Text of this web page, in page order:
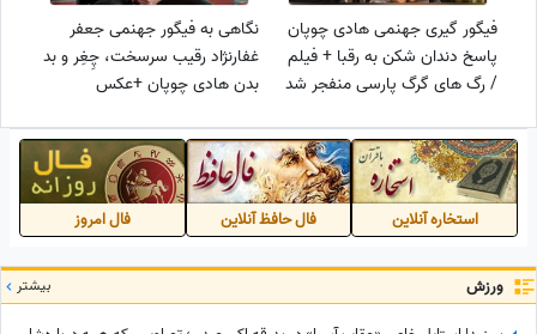
فیگور گیری جهنمی هادی چوپان
پاسخ دندان شکن به رقبا + فیلم
/ رگ های گرگ پارسی منفجر شد
نگاهی به فیگور جهنمی جعفر
غفارنژاد رقیب سرسخت، چِغِر و بد
بدن هادی چوپان +عکس
استخاره آنلاین فال حافظ آنلاین فال امروز
ورزش بیشتر